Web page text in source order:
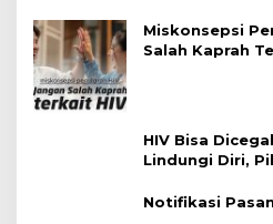
Miskonsepsi
Salah Kaprah
HIV Bisa
Lindungi Diri,
Notifikasi